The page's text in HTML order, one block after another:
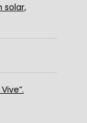
solar,